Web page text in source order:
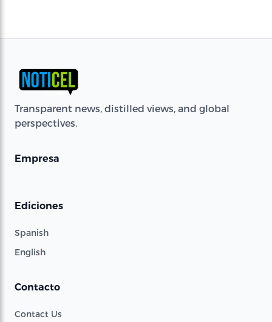
Transparent news, distilled views, and global
perspectives.
Empresa
Ediciones
Spanish
English
Contacto
Contact Us